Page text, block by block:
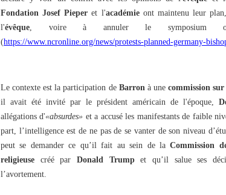
Fondation Josef Pieper et l'académieont maintenu leur
l'évêque, voire à annuler le symposium
(https://www.ncronline.org/news/protests-planned-germany-
Le contexte est la participation de Barronà unecommission
il avait été invité par le président américain de l'époque,
allégations d'«absurdes» et a accusé les manifestants de faible
part, l’intelligence est de ne pas de se vanter de son niveau
peut se demander ce qu’il fait au sein de laCommission
religieuse créé par Donald Trumpet qu’il salue ses
l’avortement.